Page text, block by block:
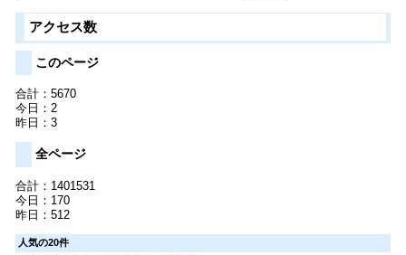
アクセス数
このページ
合計：5670
今日：2
昨日：3
全ページ
合計：1401531
今日：170
昨日：512
人気の20件